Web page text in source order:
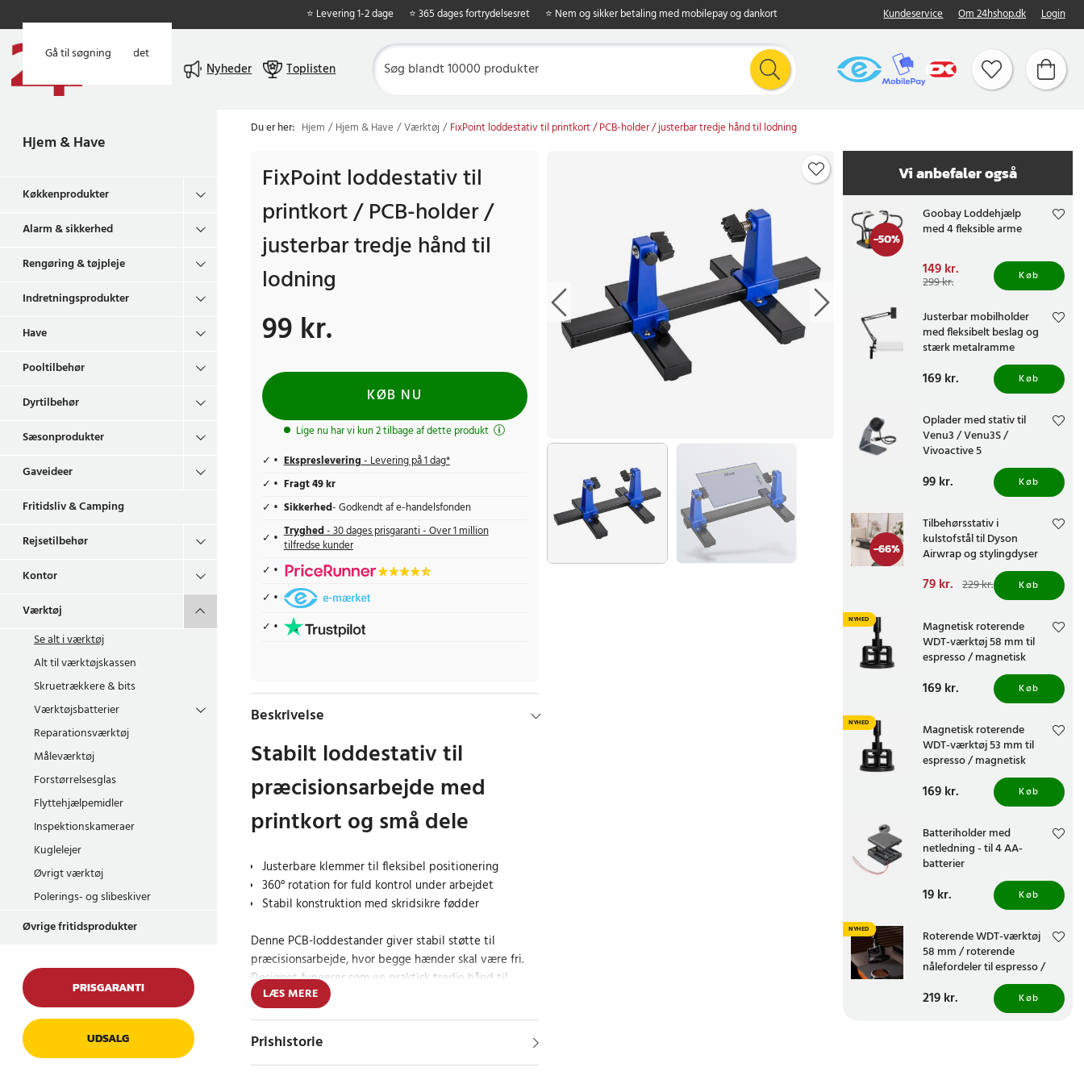
Gå til hovedindholdet
Gå til søgning
⭐ Levering 1-2 dage ⭐ 365 dages fortrydelsesret ⭐ Nem og sikker betaling med mobilepay og dankort Kundeservice Om 24hshop.dk Login
Nyheder Toplisten
Hjem & Have
Køkkenprodukter
Alarm & sikkerhed
Rengøring & tøjpleje
Indretningsprodukter
Have
Pooltilbehør
Dyrtilbehør
Sæsonprodukter
Gaveideer
Fritidsliv & Camping
Rejsetilbehør
Kontor
Værktøj
Se alt iværktøj
Alt til værktøjskassen
Skruetrækkere & bits
Værktøjsbatterier
Reparationsværktøj
Måleværktøj
Forstørrelsesglas
Flyttehjælpemidler
Inspektionskameraer
Kuglelejer
Øvrigt værktøj
Polerings- og slibeskiver
Øvrige fritidsprodukter
PRISGARANTI
UDSALG
Du er her: Hjem Hjem & Have Værktøj FixPoint loddestativ til printkort / PCB-holder / justerbar tredje hånd til lodning
FixPoint loddestativ til
printkort / PCB-holder /
justerbar tredje hånd til
lodning
Pris:99 kr.
99 kr.
KØB NU
Lige nu har vi kun 2 tilbage af dette produkt
Ekspreslevering- Levering på 1 dag*
Fragt 49 kr
Sikkerhed- Godkendt af e-handelsfonden
Tryghed- 30 dages prisgaranti - Over 1 million
tilfredse kunder
Beskrivelse
Stabilt loddestativ til
præcisionsarbejde med
printkort og små dele
Justerbare klemmer til fleksibel positionering
360° rotation for fuld kontrol under arbejdet
Stabil konstruktion med skridsikre fødder
Denne PCB-loddestander giver stabil støtte til
præcisionsarbejde, hvor begge hænder skal være fri.
Designet fungerer som en praktisk tredje hånd til
lodning, montering og andet detailarbejde.
De justerbare klemmearme kan nemt flyttes langs
midterskinnen og låses i den ønskede position. Denne
funktion gør det muligt at tilpasse holderen til
LÆS MERE
Prishistorie
Vi anbefaler også
-50%
Goobay Loddehjælp
med 4 fleksible arme
Nuværende pris:
149 kr.Tidligere pris :299 kr.
149 kr.
299 kr. Køb
Justerbar mobilholder
med fleksibelt beslag og
stærk metalramme
Pris :169 kr.
169 kr. Køb
Oplader med stativ til
Venu3 / Venu3S /
Vivoactive 5
Pris:99 kr.
99 kr. Køb
-66%
Tilbehørsstativ i
kulstofstål til Dyson
Airwrap og stylingdyser
Nuværende pris
Tidligere pris
79 kr. 229 kr. Køb
NYHED
Magnetisk roterende
WDT-værktøj 58 mm til
espresso / magnetisk
kaffedistributør til espresso
Pris :169 kr.
169 kr. Køb
NYHED
Magnetisk roterende
WDT-værktøj 53 mm til
espresso / magnetisk
kaffedistributør til espresso
Pris :169 kr.
169 kr. Køb
Batteriholder med
netledning - til 4 AA-
batterier
Pris:19 kr.
19 kr. Køb
NYHED
Roterende WDT-værktøj
58 mm / roterende
nålefordeler til espresso /
kaffedistributør med nåle
Pris :219 kr.
219 kr. Køb